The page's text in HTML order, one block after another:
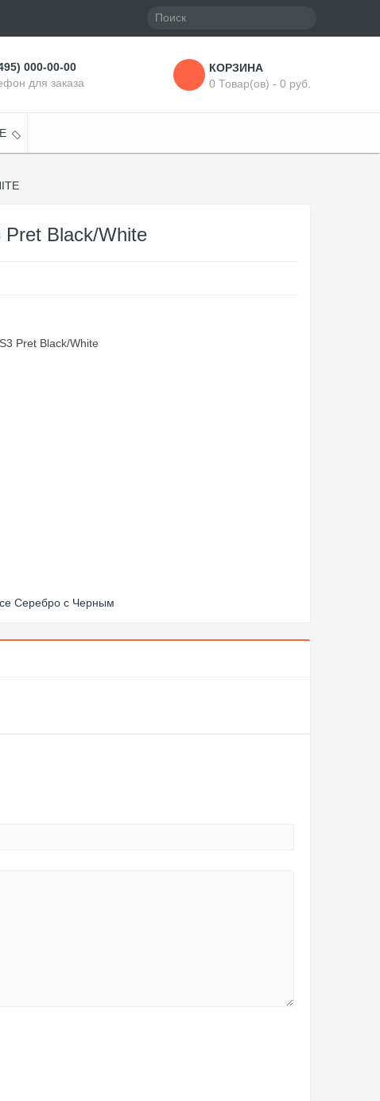
000-00-00
для заказа
КОРЗИНА
0 Товар(ов) - 0 руб.
Black/White
Pret Black/White
Серебро с Черным